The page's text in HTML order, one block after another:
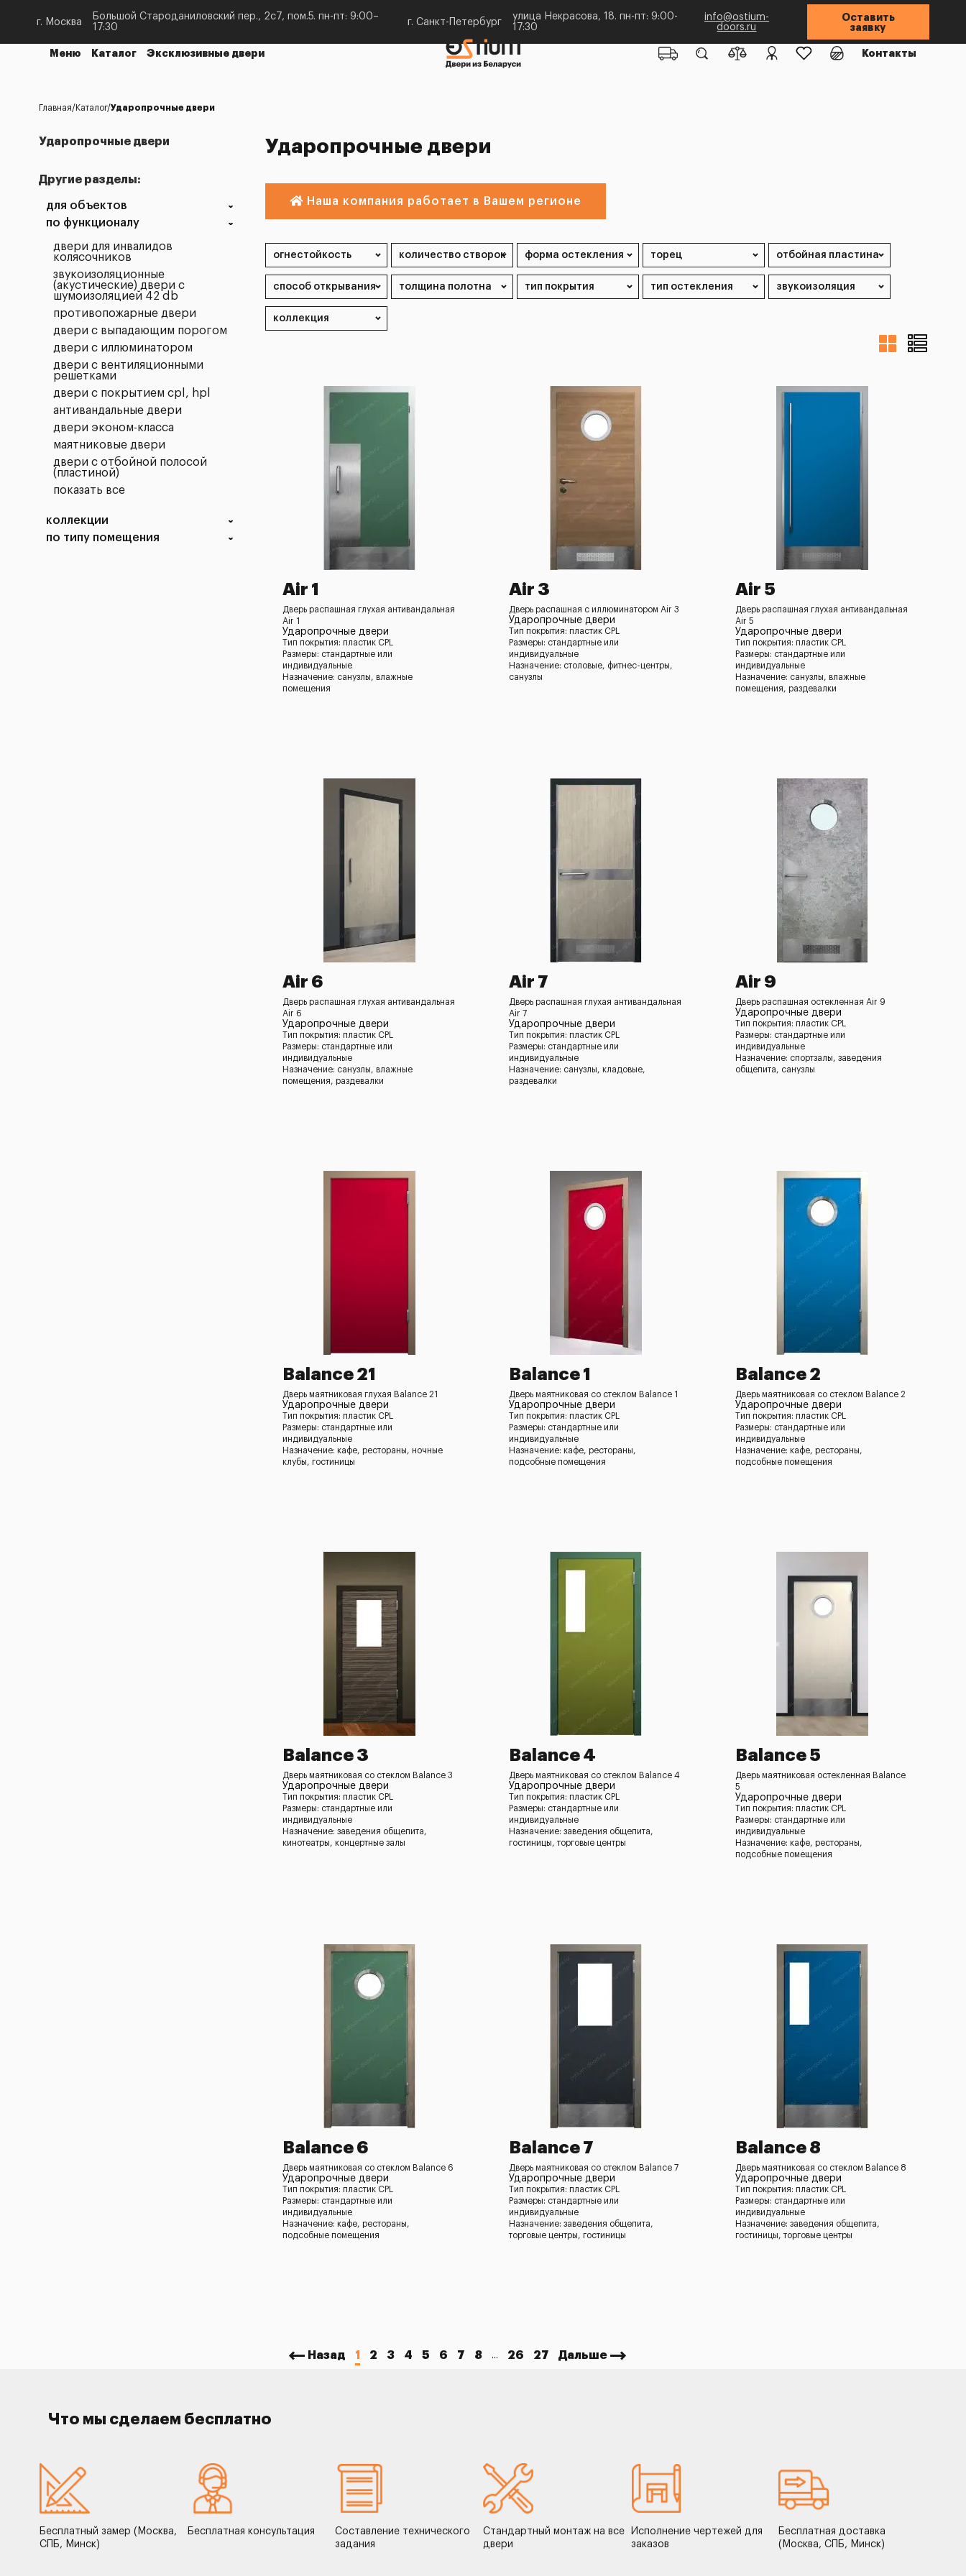
г. Москва
Большой Староданиловский пер., 2с7, пом.5. пн-пт: 9:00–
17:30
г. Санкт-Петербург
улица Некрасова, 18. пн-пт: 9:00-
17:30
info@ostium-
doors.ru
Оставить
заявку
Меню Каталог Эксклюзивные двери Контакты
Главная Каталог Ударопрочные двери
Ударопрочные двери
Другие разделы:
для объектов
по функционалу
двери для инвалидов
колясочников
звукоизоляционные
(акустические) двери с
шумоизоляцией 42 db
противопожарные двери
двери с выпадающим порогом
двери с иллюминатором
двери с вентиляционными
решетками
двери с покрытием cpl, hpl
антивандальные двери
двери эконом-класса
маятниковые двери
двери с отбойной полосой
(пластиной)
показать все
коллекции
по типу помещения
Ударопрочные двери
Наша компания работает в Вашем регионе
Air 1
Дверь распашная глухая антивандальная
Air 1
Ударопрочные двери
Тип покрытия: пластик CPL
Размеры: стандартные или
индивидуальные
Назначение: санузлы, влажные
помещения
Air 3
Дверь распашная с иллюминатором Air 3
Ударопрочные двери
Тип покрытия: пластик CPL
Размеры: стандартные или
индивидуальные
Назначение: столовые, фитнес-центры,
санузлы
Air 5
Дверь распашная глухая антивандальная
Air 5
Ударопрочные двери
Тип покрытия: пластик CPL
Размеры: стандартные или
индивидуальные
Назначение: санузлы, влажные
помещения, раздевалки
Air 6
Дверь распашная глухая антивандальная
Air 6
Ударопрочные двери
Тип покрытия: пластик CPL
Размеры: стандартные или
индивидуальные
Назначение: санузлы, влажные
помещения, раздевалки
Air 7
Дверь распашная глухая антивандальная
Air 7
Ударопрочные двери
Тип покрытия: пластик CPL
Размеры: стандартные или
индивидуальные
Назначение: санузлы, кладовые,
раздевалки
Air 9
Дверь распашная остекленная Air 9
Ударопрочные двери
Тип покрытия: пластик CPL
Размеры: стандартные или
индивидуальные
Назначение: спортзалы, заведения
общепита, санузлы
Balance 21
Дверь маятниковая глухая Balance 21
Ударопрочные двери
Тип покрытия: пластик CPL
Размеры: стандартные или
индивидуальные
Назначение: кафе, рестораны, ночные
клубы, гостиницы
Balance 1
Дверь маятниковая со стеклом Balance 1
Ударопрочные двери
Тип покрытия: пластик CPL
Размеры: стандартные или
индивидуальные
Назначение: кафе, рестораны,
подсобные помещения
Balance 2
Дверь маятниковая со стеклом Balance 2
Ударопрочные двери
Тип покрытия: пластик CPL
Размеры: стандартные или
индивидуальные
Назначение: кафе, рестораны,
подсобные помещения
Balance 3
Дверь маятниковая со стеклом Balance 3
Ударопрочные двери
Тип покрытия: пластик CPL
Размеры: стандартные или
индивидуальные
Назначение: заведения общепита,
кинотеатры, концертные залы
Balance 4
Дверь маятниковая со стеклом Balance 4
Ударопрочные двери
Тип покрытия: пластик CPL
Размеры: стандартные или
индивидуальные
Назначение: заведения общепита,
гостиницы, торговые центры
Balance 5
Дверь маятниковая остекленная Balance
5
Ударопрочные двери
Тип покрытия: пластик CPL
Размеры: стандартные или
индивидуальные
Назначение: кафе, рестораны,
подсобные помещения
Balance 6
Дверь маятниковая со стеклом Balance 6
Ударопрочные двери
Тип покрытия: пластик CPL
Размеры: стандартные или
индивидуальные
Назначение: кафе, рестораны,
подсобные помещения
Balance 7
Дверь маятниковая со стеклом Balance 7
Ударопрочные двери
Тип покрытия: пластик CPL
Размеры: стандартные или
индивидуальные
Назначение: заведения общепита,
торговые центры, гостиницы
Balance 8
Дверь маятниковая со стеклом Balance 8
Ударопрочные двери
Тип покрытия: пластик CPL
Размеры: стандартные или
индивидуальные
Назначение: заведения общепита,
гостиницы, торговые центры
Назад 1 2 3 4 5 6 7 8 ... 26 27 Дальше
Что мы сделаем бесплатно
Бесплатный замер (Москва,
СПБ, Минск)
Бесплатная консультация
Составление технического
задания
Стандартный монтаж на все
двери
Исполнение чертежей для
заказов
Бесплатная доставка
(Москва, СПБ, Минск)